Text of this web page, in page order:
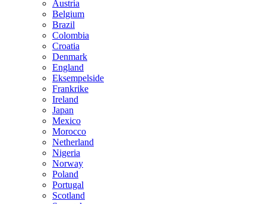
Austria
Belgium
Brazil
Colombia
Croatia
Denmark
England
Eksempelside
Frankrike
Ireland
Japan
Mexico
Morocco
Netherland
Nigeria
Norway
Poland
Portugal
Scotland